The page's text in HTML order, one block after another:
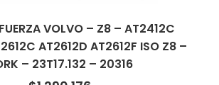
VOLVO – Z8 – AT2412C
AT2612D AT2612F ISO Z8 –
– 23T17.132 – 20316